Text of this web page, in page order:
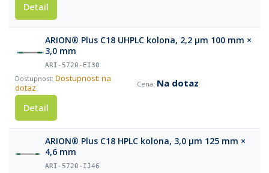
Detail
ARION® Plus C18 UHPLC kolona, 2,2 µm 100 mm ×
3,0 mm
ARI-5720-EI30
Dostupnost: na
dotaz
Na dotaz
Detail
ARION® Plus C18 HPLC kolona, 3,0 µm 125 mm ×
4,6 mm
ARI-5720-IJ46